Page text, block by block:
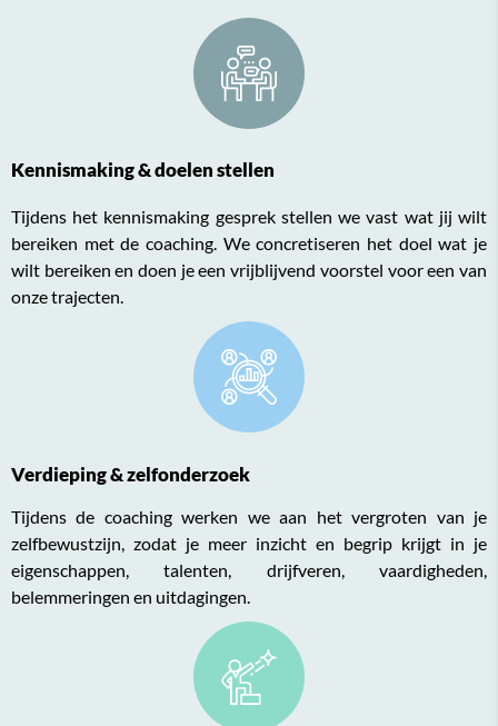
Kennismaking & doelen stellen
Tijdens het kennismaking gesprek stellen we vast wat jij wilt
bereiken met de coaching. We concretiseren het doel wat je
wilt bereiken en doen je een vrijblijvend voorstel voor een van
onze trajecten.
Verdieping & zelfonderzoek
Tijdens de coaching werken we aan het vergroten van je
zelfbewustzijn, zodat je meer inzicht en begrip krijgt in je
eigenschappen, talenten, drijfveren, vaardigheden,
belemmeringen en uitdagingen.